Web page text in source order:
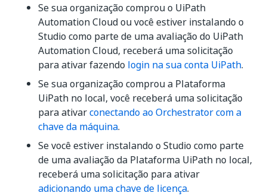
Se sua organização comprou o UiPath
Automation Cloud ou você estiver instalando o
Studio como parte de uma avaliação do UiPath
Automation Cloud, receberá uma solicitação
para ativar fazendo login na sua conta UiPath.
Se sua organização comprou a Plataforma
UiPath no local, você receberá uma solicitação
para ativarconectando ao Orchestrator com a
chave da máquina.
Se você estiver instalando o Studio como parte
de uma avaliação da Plataforma UiPath no local,
receberá uma solicitação para ativar
adicionando uma chave de licença.